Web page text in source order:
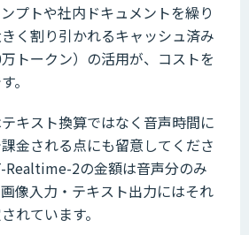
プトや社内ドキュメントを繰り
く割り引かれるキャッシュ済み
トークン）の活用が、コストを
。
キスト換算ではなく音声時間に
金される点にも留意してくださ
Realtime-2の金額は音声分のみ
像入力・テキスト出力にはそれ
れています。